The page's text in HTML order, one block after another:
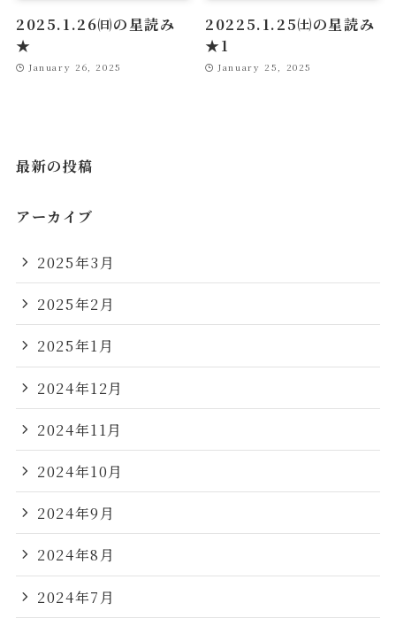
2025.1.26㈰の星読み
★
January 26, 2025
20225.1.25㈯の星読み
★1
January 25, 2025
最新の投稿
アーカイブ
2025年3月
2025年2月
2025年1月
2024年12月
2024年11月
2024年10月
2024年9月
2024年8月
2024年7月